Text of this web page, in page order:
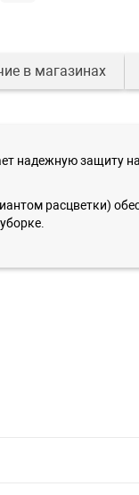
в магазинах
надежную защиту
расцветки)